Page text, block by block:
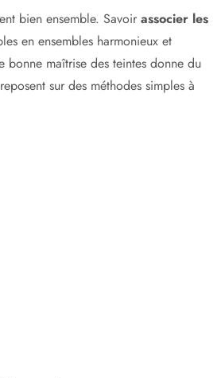
bien ensemble. Savoirassocier les
en ensembles harmonieux et
maîtrise des teintes donne du
sur des méthodes simples à